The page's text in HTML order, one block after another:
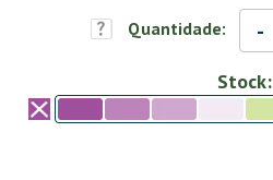
Quantidade: -
Stock: